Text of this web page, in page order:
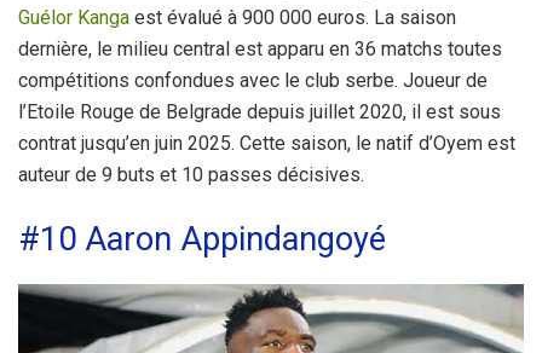
Guélor Kanga est évalué à 900 000 euros. La saison
dernière, le milieu central est apparu en 36 matchs toutes
compétitions confondues avec le club serbe. Joueur de
l’Etoile Rouge de Belgrade depuis juillet 2020, il est sous
contrat jusqu’en juin 2025. Cette saison, le natif d’Oyem est
auteur de 9 buts et 10 passes décisives.
#10 Aaron Appindangoyé